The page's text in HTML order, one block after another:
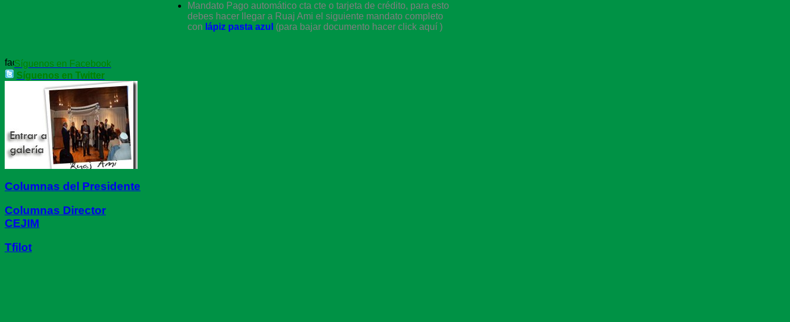
Mandato Pago automático cta cte o tarjeta de crédito, para esto
debes hacer llegar a Ruaj Ami el siguiente mandato completo
con lápiz pasta azul (para bajar documento hacer click aquí )
Síguenos en Facebook
Síguenos en Twitter
Columnas del Presidente
Columnas Director
CEJIM
Tfilot